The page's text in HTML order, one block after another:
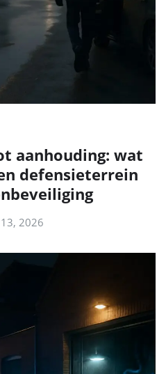
aanhouding: wat
defensieterrein
2026